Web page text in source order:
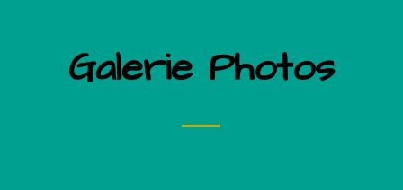
Galerie Photos